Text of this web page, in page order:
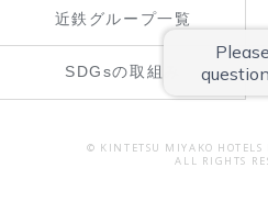
近鉄グループ一覧
SDGsの取組み
© KINTETSU MIYAKO
ALL RIGHTS